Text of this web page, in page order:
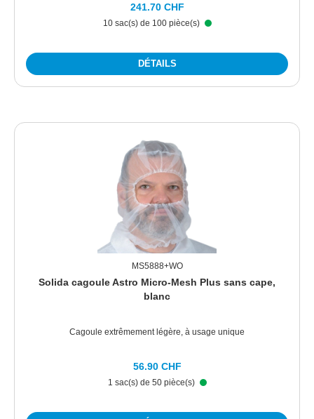
10 sac(s) de 100 pièce(s)
241.70 CHF
DÉTAILS
MS5888+WO
Solida cagoule Astro Micro-Mesh Plus sans cape,
blanc
Cagoule extrêmement légère, à usage unique
1 sac(s) de 50 pièce(s)
56.90 CHF